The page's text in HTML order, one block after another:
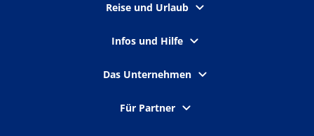
Reise und Urlaub
Infos und Hilfe
Das Unternehmen
Für Partner